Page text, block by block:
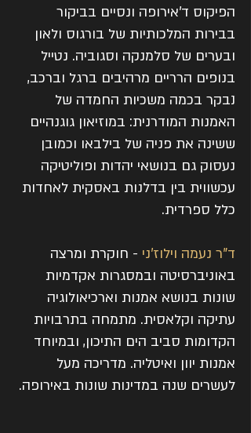
הפיקוס ד'אירופה ונסיים בביקור
בבירות המלכותיות של בורגוס ולאון
ובערים של סלמנקה וסגוביה. נטייל
בנופים הרריים מרהיבים ברגל וברכב,
נבקר בכמה משכיות החמדה של
האמנות המודרנית: במוזיאון גוגנהיים
ששינה את פניה של בילבאו וכמובן
נעסוק גם בנושאי יהדות ופוליטיקה
עכשווית בין בדלנות באסקית לאחדות
כלל ספרדית.
ד"ר נעמה וילוז'ני - חוקרת ומרצה
באוניברסיטה ובמסגרות אקדמיות
שונות בנושא אמנות וארכיאולוגיה
עתיקה וקלאסית. מתמחה בתרבויות
הקדומות סביב הים התיכון, ובמיוחד
אמנות יוון ואיטליה. מדריכה מעל
לעשרים שנה במדינות שונות באירופה.